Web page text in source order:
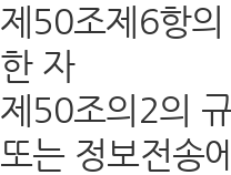
제50조제6항
한 자
제50조의2의
또는 정보전송